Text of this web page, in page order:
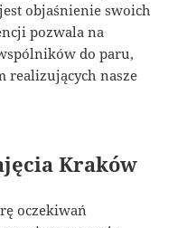
objaśnienie swoich
pozwala na
do paru,
nasze
Kraków
oczekiwań